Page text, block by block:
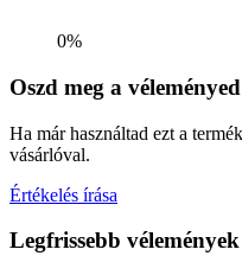
0%
Oszd meg a véleményed
Ha már használtad ezt a
vásárlóval.
Értékelés írása
Legfrissebb vélemények